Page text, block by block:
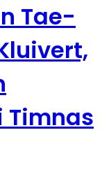
Tae-
Timnas